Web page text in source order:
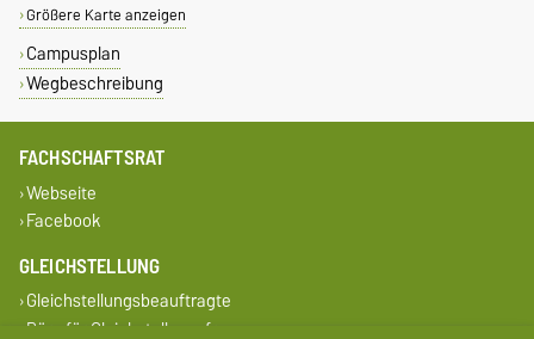
Größere Karte anzeigen
Campusplan
Wegbeschreibung
FACHSCHAFTSRAT
Webseite
Facebook
GLEICHSTELLUNG
Gleichstellungsbeauftragte
Büro für Gleichstellungsfragen